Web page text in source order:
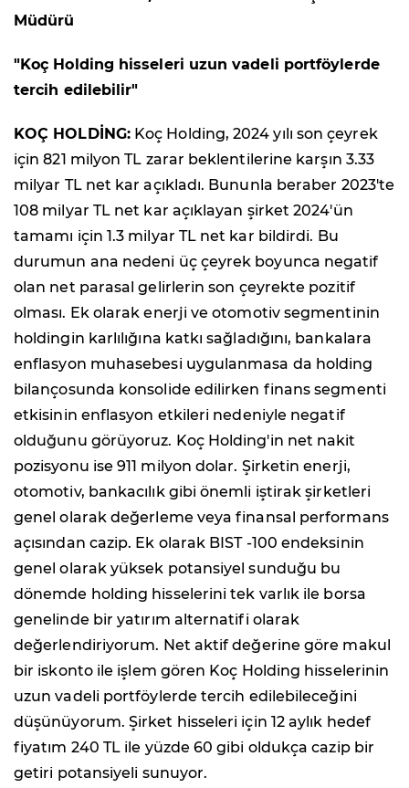
Müdürü
"Koç Holding hisseleri uzun vadeli portföylerde
tercih edilebilir"
KOÇ HOLDİNG:Koç Holding, 2024 yılı son çeyrek
için 821 milyon TL zarar beklentilerine karşın 3.33
milyar TL net kar açıkladı. Bununla beraber 2023'te
108 milyar TL net kar açıklayan şirket 2024'ün
tamamı için 1.3 milyar TL net kar bildirdi. Bu
durumun ana nedeni üç çeyrek boyunca negatif
olan net parasal gelirlerin son çeyrekte pozitif
olması. Ek olarak enerji ve otomotiv segmentinin
holdingin karlılığına katkı sağladığını, bankalara
enflasyon muhasebesi uygulanmasa da holding
bilançosunda konsolide edilirken finans segmenti
etkisinin enflasyon etkileri nedeniyle negatif
olduğunu görüyoruz. Koç Holding'in net nakit
pozisyonu ise 911 milyon dolar. Şirketin enerji,
otomotiv, bankacılık gibi önemli iştirak şirketleri
genel olarak değerleme veya finansal performans
açısından cazip. Ek olarak BIST -100 endeksinin
genel olarak yüksek potansiyel sunduğu bu
dönemde holding hisselerini tek varlık ile borsa
genelinde bir yatırım alternatifi olarak
değerlendiriyorum. Net aktif değerine göre makul
bir iskonto ile işlem gören Koç Holding hisselerinin
uzun vadeli portföylerde tercih edilebileceğini
düşünüyorum. Şirket hisseleri için 12 aylık hedef
fiyatım 240 TL ile yüzde 60 gibi oldukça cazip bir
getiri potansiyeli sunuyor.